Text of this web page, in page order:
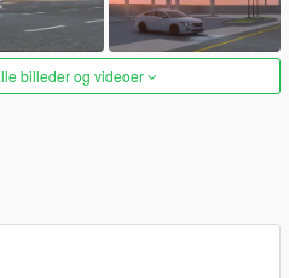
billeder og videoer